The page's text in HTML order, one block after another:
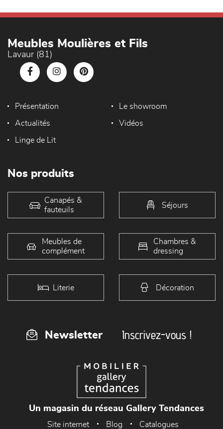
Meubles Moulières et Fils
Lavaur (81)
Présentation Le showroom
Actualités Vidéos
Linge de Lit
Nos produits
Canapés &
fauteuils
Séjours
Meubles de
complément
Chambres &
dressing
Literie Décoration
Newsletter Inscrivez-vous !
Un magasin du réseau Gallery Tendances
Site internet Blog Catalogues